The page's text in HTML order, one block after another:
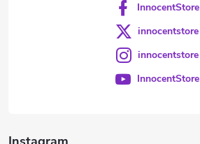
InnocentStore
innocentstore
innocentstore
InnocentStore